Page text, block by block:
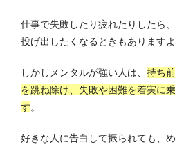
仕事で失敗したり疲れたりしたら
投げ出したくなるときもありますよ
しかしメンタルが強い人は、 持ち
を跳ね除け、失敗や困難を着実に
す。
好きな人に告白して振られても、